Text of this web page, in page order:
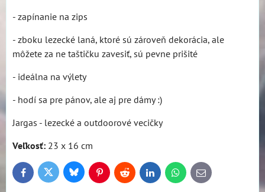
- zapínanie na zips
- zboku lezecké laná, ktoré sú zároveň dekorácia, ale
môžete za ne taštičku zavesiť, sú pevne prišité
- ideálna na výlety
- hodí sa pre pánov, ale aj pre dámy :)
Jargas - lezecké a outdoorové vecičky
Veľkosť: 23 x 16 cm
FacebookTwitter BlueskyPinterestReddit LinkedInWhatsApp
E-
mail